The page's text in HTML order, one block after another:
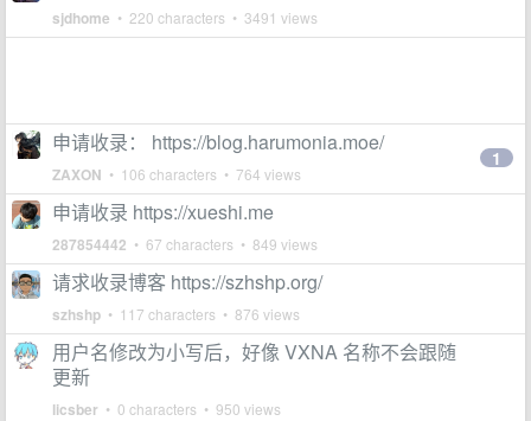
sjdhome • 220 characters • 3491 views
申请收录： https://blog.harumonia.moe/
ZAXON • 106 characters • 764 views
1
申请收录 https://xueshi.me
287854442 • 67 characters • 849 views
请求收录博客 https://szhshp.org/
szhshp • 117 characters • 876 views
用户名修改为小写后，好像 VXNA 名称不会跟随
更新
licsber • 0 characters • 950 views